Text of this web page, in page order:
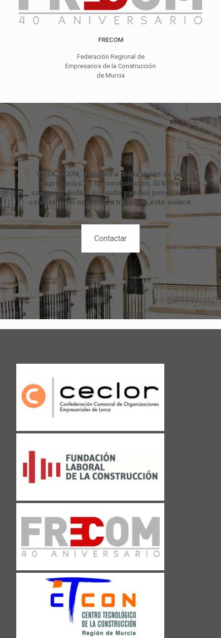
FRECOM
Federación Regional de
Empresarios de la Construcción
de Murcia
En UCECON, estamos a disposición de los
empresarios de la construcción. Si tienes
cualquier duda o consulta puedes ponerte en
contacto con nosotros a través de este enlace.
Contactar